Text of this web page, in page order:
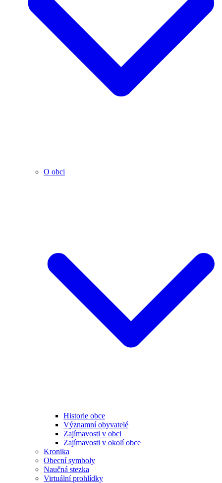
O obci
Historie obce
Významní obyvatelé
Zajímavosti v obci
Zajímavosti v okolí obce
Kronika
Obecní symboly
Naučná stezka
Virtuální prohlídky